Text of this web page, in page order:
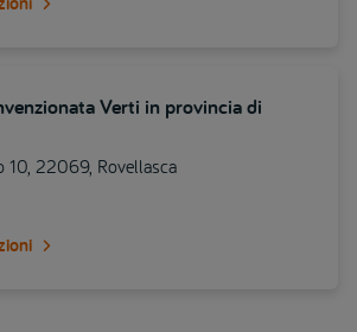
Verti in provincia di
10, 22069, Rovellasca